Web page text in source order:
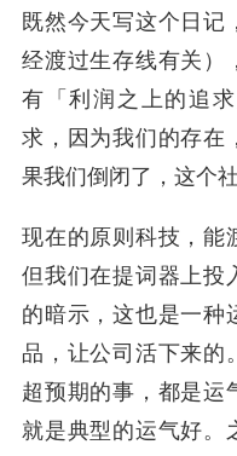
既然今天写这个日记
经渡过生存线有关）
有「利润之上的追
求，因为我们的存在
果我们倒闭了，这个
现在的原则科技，能
但我们在提词器上投
的暗示，这也是一种
品，让公司活下来的
超预期的事，都是运
就是典型的运气好。